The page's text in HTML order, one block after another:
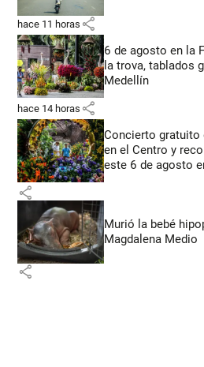
hace 11 horas share
6 de agosto en la
la trova, tablados
Medellín
hace 14 horas share
Concierto gratuito
en el Centro y
este 6 de agosto
share
Murió la bebé
Magdalena Medio
share